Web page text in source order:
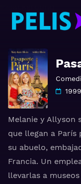
1999
Melanie y Allyson
que llegan a París
su abuelo,
Francia. Un
llevarlas a